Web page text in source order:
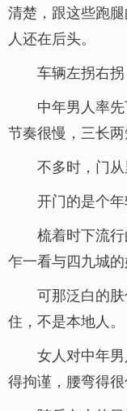
清楚，跟这些跑
人还在后头。
车辆左拐右拐
中年男人率
节奏很慢，三长两
不多时，门从
开门的是个年
梳着时下流
乍一看与四九城的
可那泛白的
住，不是本地人。
女人对中年
得拘谨，腰弯得很